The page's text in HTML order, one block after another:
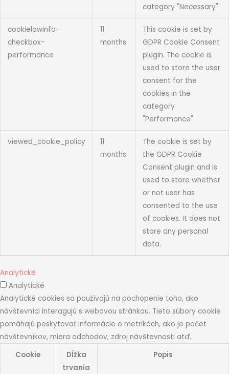
category "Necessary".
cookielawinfo-
checkbox-
performance
11
months
This cookie is set by
GDPR Cookie Consent
plugin. The cookie is
used to store the user
consent for the
cookies in the
category
"Performance".
viewed_cookie_policy
11
months
The cookie is set by
the GDPR Cookie
Consent plugin and is
used to store whether
or not user has
consented to the use
of cookies. It does not
store any personal
data.
Analytické
Analytické
Analytické cookies sa používajú na pochopenie toho, ako
návštevníci interagujú s webovou stránkou. Tieto súbory cookie
pomáhajú poskytovať informácie o metrikách, ako je počet
návštevníkov, miera odchodov, zdroj návštevnosti atď.
Cookie
Dĺžka
trvania
Popis